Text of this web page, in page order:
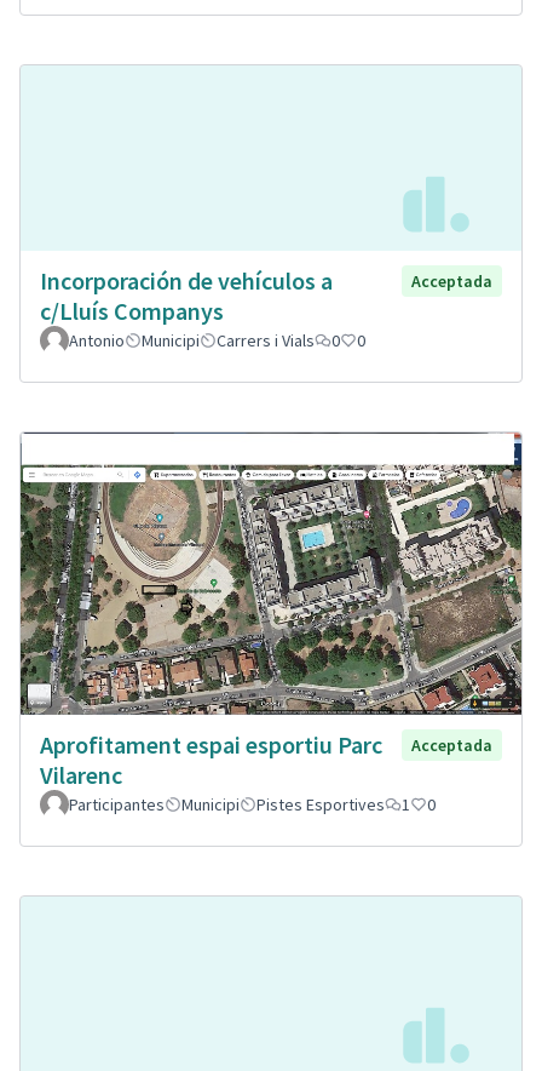
Incorporación de vehículos a
c/Lluís Companys
Acceptada
Antonio Municipi Carrers i Vials 0 0
Aprofitament espai esportiu Parc
Vilarenc
Acceptada
Participantes Municipi Pistes Esportives 1 0